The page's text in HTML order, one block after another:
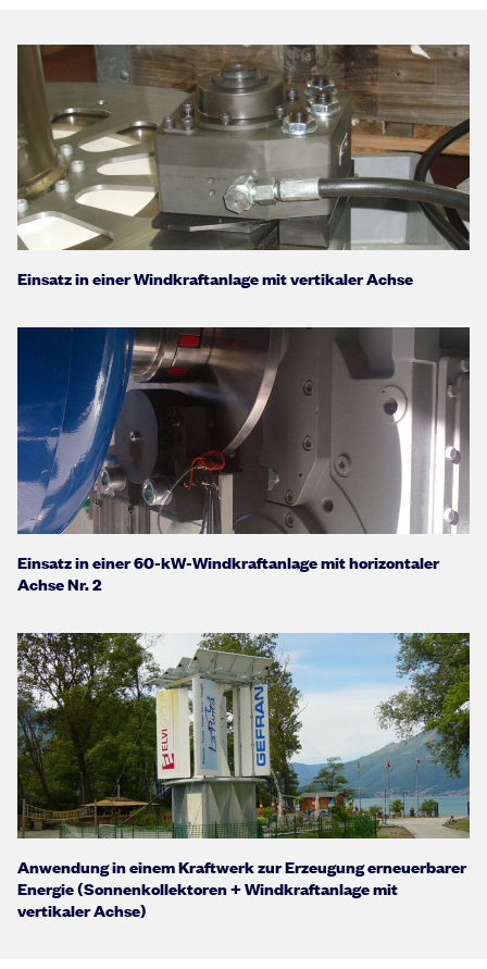
Einsatz in einer Windkraftanlage mit vertikaler Achse
Einsatz in einer 60-kW-Windkraftanlage mit horizontaler
Achse Nr. 2
Anwendung in einem Kraftwerk zur Erzeugung erneuerbarer
Energie (Sonnenkollektoren + Windkraftanlage mit
vertikaler Achse)